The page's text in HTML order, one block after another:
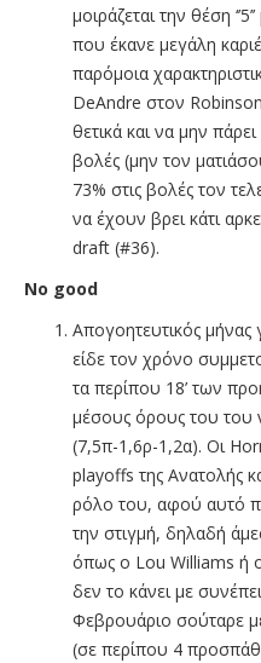
μοιράζεται την θέση
που έκανε μεγάλη
παρόμοια
DeAndre στον
θετικά και να μην πάρει
βολές (μην τον
73% στις βολές τον
να έχουν βρει κάτι
draft (#36).
No good
Απογοητευτικός μήνας
είδε τον χρόνο
τα περίπου 18’ των
μέσους όρους του του
(7,5π-1,6ρ-1,2α). Οι
playoffs της Ανατολής
ρόλο του, αφού αυτό
την στιγμή, δηλαδή
όπως ο Lou Williams ή
δεν το κάνει με
Φεβρουάριο σούταρε
(σε περίπου 4